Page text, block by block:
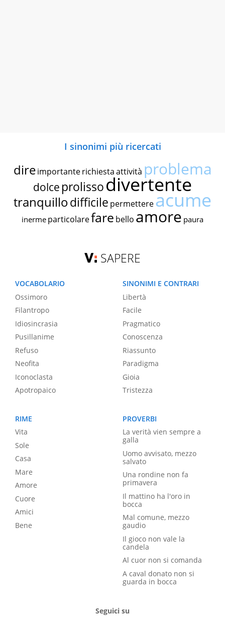
I sinonimi più ricercati
dire importante richiestaattività problema
dolce prolissodivertente
tranquillodifficile permettereacume
inerme particolarefare bello amore paura
SAPERE
VOCABOLARIO
Ossimoro
Filantropo
Idiosincrasia
Pusillanime
Refuso
Neofita
Iconoclasta
Apotropaico
SINONIMI E CONTRARI
Libertà
Facile
Pragmatico
Conoscenza
Riassunto
Paradigma
Gioia
Tristezza
RIME
Vita
Sole
Casa
Mare
Amore
Cuore
Amici
Bene
PROVERBI
La verità vien sempre a
galla
Uomo avvisato, mezzo
salvato
Una rondine non fa
primavera
Il mattino ha l'oro in
bocca
Mal comune, mezzo
gaudio
Il gioco non vale la
candela
Al cuor non si comanda
A caval donato non si
guarda in bocca
Seguici su